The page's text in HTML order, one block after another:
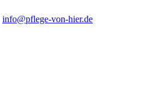
info@pflege-von-hier.de